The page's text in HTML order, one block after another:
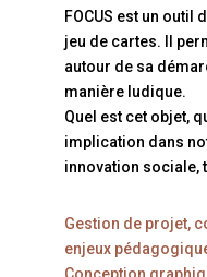
FOCUS est un
jeu de cartes. Il
autour de sa
manière ludique.
Quel est cet objet,
implication dans
innovation sociale,
Gestion de projet,
enjeux